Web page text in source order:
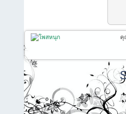
คุ